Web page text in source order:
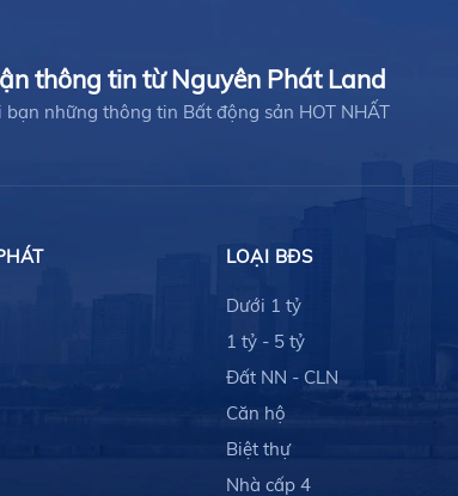
thông tin từ Nguyên Phát Land
bạn những thông tin Bất động sản HOT NHẤT
LOẠI BĐS
Dưới 1 tỷ
1 tỷ - 5 tỷ
Đất NN - CLN
Căn hộ
Biệt thự
Nhà cấp 4